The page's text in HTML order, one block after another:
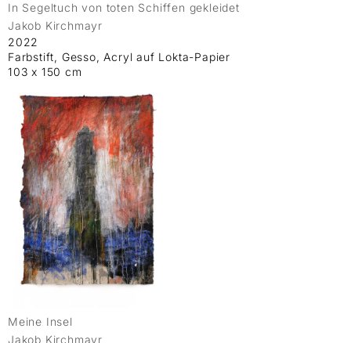
In Segeltuch von toten Schiffen gekleidet
Jakob Kirchmayr
2022
Farbstift, Gesso, Acryl auf Lokta-Papier
103 x 150 cm
Meine Insel
Jakob Kirchmayr